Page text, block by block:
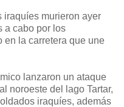
iraquíes murieron ayer
a cabo por los
en la carretera que une
lanzaron un ataque
noroeste del lago Tartar,
iraquíes, además